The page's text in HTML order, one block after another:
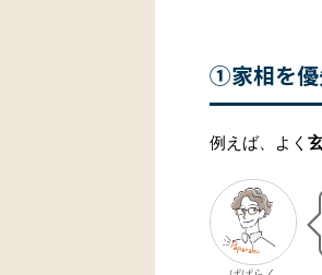
①家相を優
例えば、よく